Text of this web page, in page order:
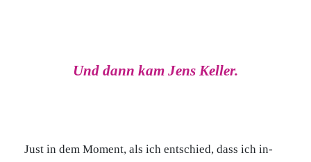
Und dann kam Jens Keller.
Just in dem Moment, als ich entschied, dass ich in-